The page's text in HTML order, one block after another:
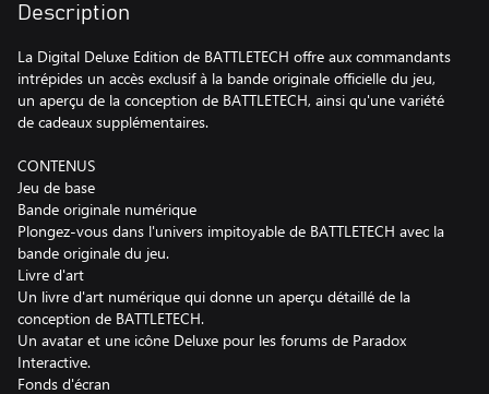
Description
La Digital Deluxe Edition de BATTLETECH offre aux commandants
intrépides un accès exclusif à la bande originale officielle du jeu,
un aperçu de la conception de BATTLETECH, ainsi qu'une variété
de cadeaux supplémentaires.
CONTENUS
Jeu de base
Bande originale numérique
Plongez-vous dans l'univers impitoyable de BATTLETECH avec la
bande originale du jeu.
Livre d'art
Un livre d'art numérique qui donne un aperçu détaillé de la
conception de BATTLETECH.
Un avatar et une icône Deluxe pour les forums de Paradox
Interactive.
Fonds d'écran